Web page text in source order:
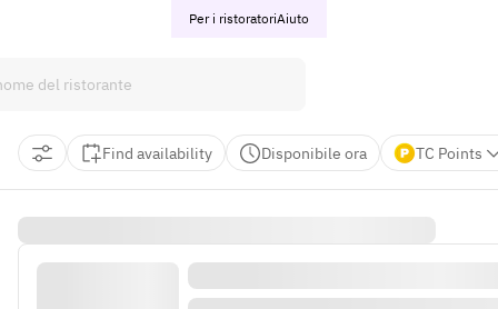
Per i ristoratoriAiuto
Find availability Disponibile ora TC Points